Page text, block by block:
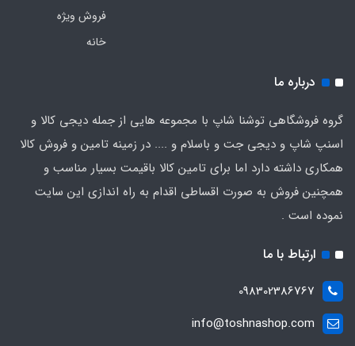
فروش ویژه
خانه
درباره ما
گروه فروشگاهی توشنا شاپ با مجموعه هایی از جمله دیجی کالا و
اسنپ شاپ و دیجی جت و باسلام و .... در زمینه تامین و فروش کالا
همکاری داشته دارد اما برای تامین کالا باقیمت بسیار مناسب و
همچنین فروش به صورت اقساطی اقدام به راه اندازی این سایت
نموده است .
ارتباط با ما
098302386767
info@toshnashop.com